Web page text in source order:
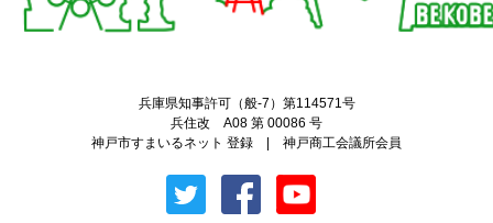
兵庫県知事許可（般-7）第114571号
兵住改 A08 第 00086 号
神戸市すまいるネット 登録 | 神戸商工会議所会員